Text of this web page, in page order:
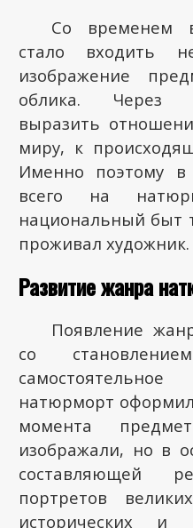
Со временем
стало входить
изображение
облика. Через
выразить
миру, к
Именно поэтому
всего на
национальный быт
проживал художник.
Развитие жанра
Появление
со
натюрморт
момента
изображали, но в
составляющей
портретов
исторических